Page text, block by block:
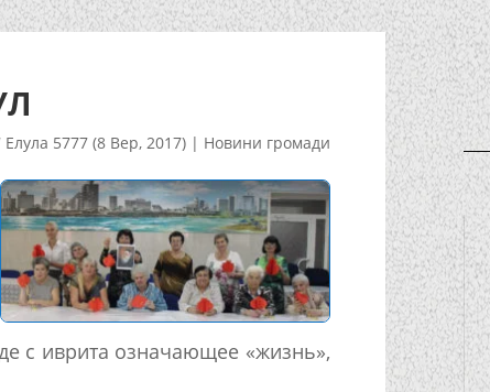
Елула 5777 (8 Вер, 2017)| Новини громади
с иврита означающее «жизнь»,